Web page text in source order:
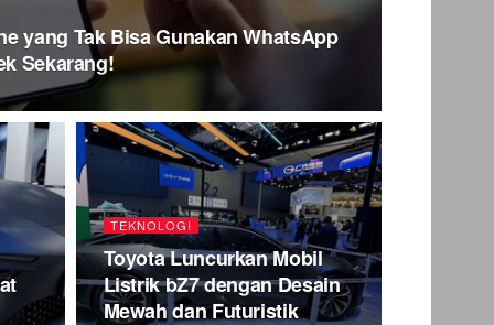
yang Tak Bisa Gunakan WhatsApp
Sekarang!
TEKNOLOGI
Toyota Luncurkan Mobil
Listrik bZ7 dengan Desain
Mewah dan Futuristik